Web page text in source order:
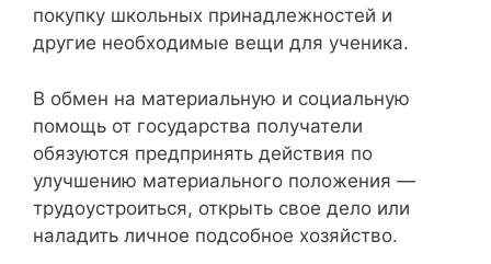
покупку школьных принадлежностей и
другие необходимые вещи для ученика.
В обмен на материальную и социальную
помощь от государства получатели
обязуются предпринять действия по
улучшению материального положения —
трудоустроиться, открыть свое дело или
наладить личное подсобное хозяйство.